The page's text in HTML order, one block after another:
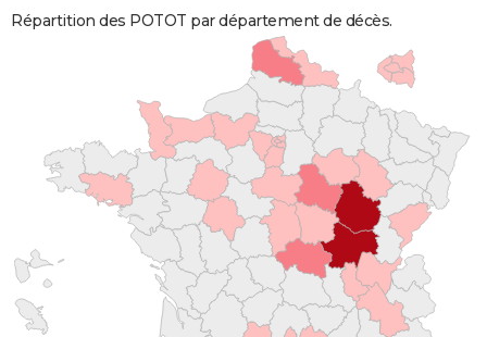
Répartition des POTOT par département de décès.